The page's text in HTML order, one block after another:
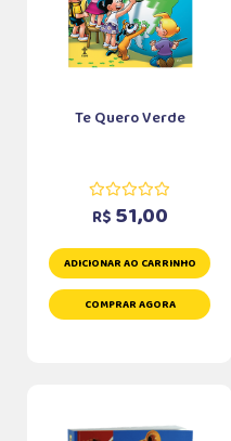
Te Quero Verde
R$ 51,00
ADICIONAR AO CARRINHO
COMPRAR AGORA